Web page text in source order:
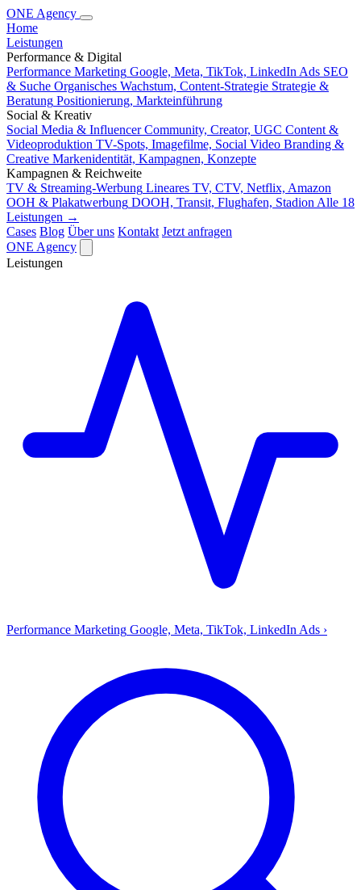
ONE Agency
Home
Leistungen
Performance & Digital
Performance Marketing Google, Meta, TikTok, LinkedIn Ads SEO
& Suche Organisches Wachstum, Content-Strategie Strategie &
Beratung Positionierung, Markteinführung
Social & Kreativ
Social Media & Influencer Community, Creator, UGC Content &
Videoproduktion TV-Spots, Imagefilme, Social Video Branding &
Creative Markenidentität, Kampagnen, Konzepte
Kampagnen & Reichweite
TV & Streaming-Werbung Lineares TV, CTV, Netflix, Amazon
OOH & Plakatwerbung DOOH, Transit, Flughafen, Stadion Alle 18
Leistungen →
Cases Blog Über uns Kontakt Jetzt anfragen
ONE Agency
Leistungen
Performance Marketing Google, Meta, TikTok, LinkedIn Ads ›